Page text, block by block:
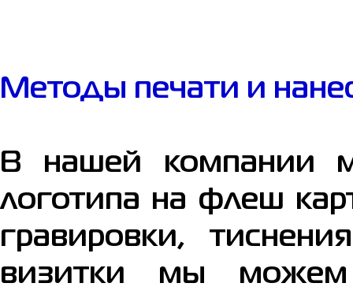
Методы печати и
В нашей компании
логотипа на флеш
гравировки,
визитки мы можем